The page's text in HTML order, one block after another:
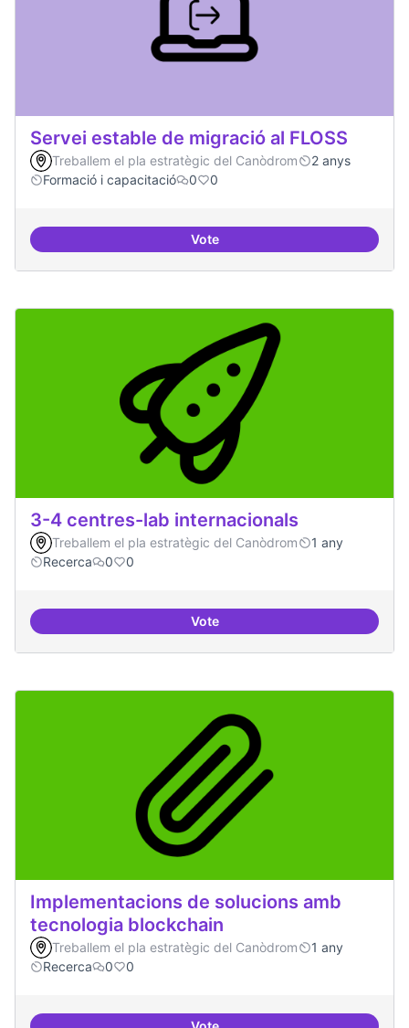
Servei estable de migració al FLOSS
Treballem el pla estratègic del Canòdrom
2 anys
Formació i capacitació
0 0
VoteServei estable de migració al
3-4 centres-lab internacionals
Treballem el pla estratègic del Canòdrom
1 any
Recerca
0 0
Vote3-4 centres-lab internacionals
Implementacions de solucions amb
tecnologia blockchain
Treballem el pla estratègic del Canòdrom
1 any
Recerca
0 0